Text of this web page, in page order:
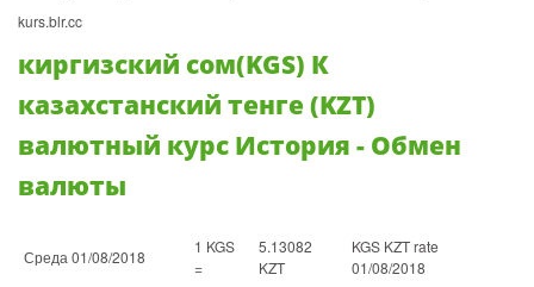
kurs.blr.cc
киргизский сом(KGS) К
казахстанский тенге (KZT)
валютный курс История - Обмен
валюты
Среда 01/08/2018
1 KGS
=
5.13082
KZT
KGS KZT rate
01/08/2018